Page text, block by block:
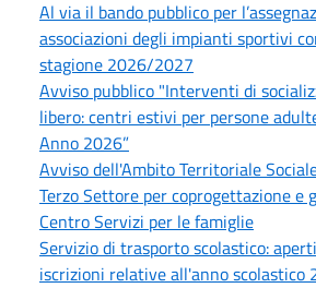
Al via il bando pubblico per
associazioni degli impianti sportivi
stagione 2026/2027
Avviso pubblico "Interventi di
libero: centri estivi per persone
Anno 2026”
Avviso dell'Ambito Territoriale
Terzo Settore per coprogettazione e
Centro Servizi per le famiglie
Servizio di trasporto scolastico:
iscrizioni relative all'anno scolastico